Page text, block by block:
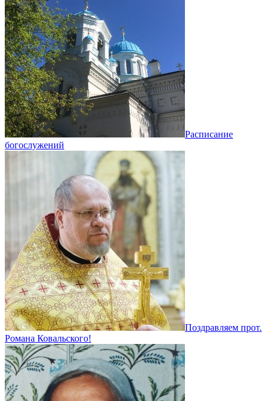
Расписание
богослужений
Поздравляем прот.
Романа Ковальского!